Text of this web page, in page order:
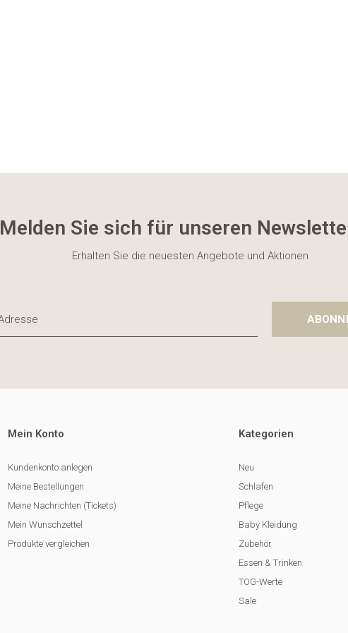
Melden Sie sich für unseren
Erhalten Sie die neuesten Angebote und Aktionen
Mein Konto
Kundenkonto anlegen
Meine Bestellungen
Meine Nachrichten (Tickets)
Mein Wunschzettel
Produkte vergleichen
Kategorien
Neu
Schlafen
Pflege
Baby Kleidung
Zubehör
Essen & Trinken
TOG-Werte
Sale